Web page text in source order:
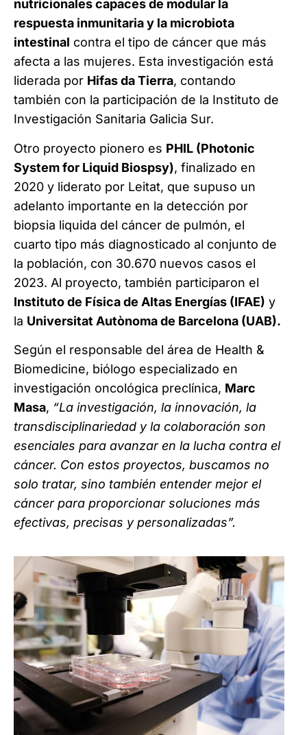
nutricionales capaces de modular la
respuesta inmunitaria y la microbiota
intestinal contra el tipo de cáncer que más
afecta a las mujeres. Esta investigación está
liderada por Hifas da Tierra, contando
también con la participación de la Instituto de
Investigación Sanitaria Galicia Sur.
Otro proyecto pionero es PHIL (Photonic
System for Liquid Biospsy), finalizado en
2020 y liderato por Leitat, que supuso un
adelanto importante en la detección por
biopsia liquida del cáncer de pulmón, el
cuarto tipo más diagnosticado al conjunto de
la población, con 30.670 nuevos casos el
2023. Al proyecto, también participaron el
Instituto de Física de Altas Energías (IFAE) y
la Universitat Autònoma de Barcelona (UAB).
Según el responsable del área de Health &
Biomedicine, biólogo especializado en
investigación oncológica preclínica, Marc
Masa, “La investigación, la innovación, la
transdisciplinariedad y la colaboración son
esenciales para avanzar en la lucha contra el
cáncer. Con estos proyectos, buscamos no
solo tratar, sino también entender mejor el
cáncer para proporcionar soluciones más
efectivas, precisas y personalizadas”.